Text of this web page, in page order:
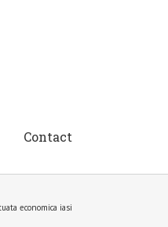
Contact
economica iasi